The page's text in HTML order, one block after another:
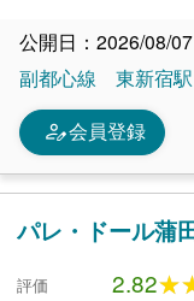
公開日：2026/08/07
副都心線
東新宿駅
person_edit会員登録
パレ・ドール蒲
評価 2.82